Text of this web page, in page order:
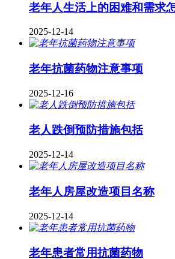
老年人生活上的困难和需求
2025-12-14
老年抗菌药物注意事项
2025-12-16
老人跌倒预防措施包括
2025-12-14
老年人房屋改造项目名称
2025-12-14
老年患者常用抗菌药物